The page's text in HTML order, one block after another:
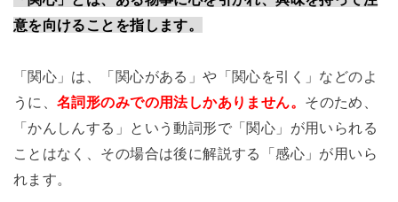
意を向けることを指します。
「関心」は、「関心がある」や「関心を引く」などのよ
うに、名詞形のみでの用法しかありません。 そのため、
「かんしんする」という動詞形で「関心」が用いられる
ことはなく、その場合は後に解説する「感心」が用いら
れます。